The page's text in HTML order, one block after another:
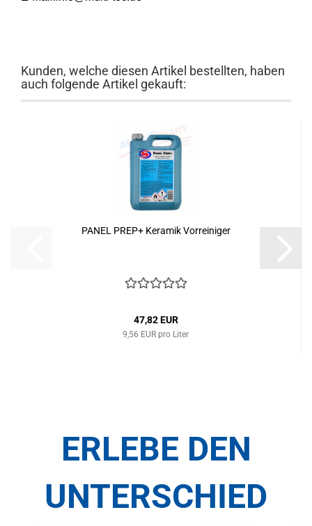
Kunden, welche diesen Artikel bestellten, haben
auch folgende Artikel gekauft:
PANEL PREP+ Keramik Vorreiniger
47,82 EUR
9,56 EUR pro Liter
ERLEBE DEN
UNTERSCHIED